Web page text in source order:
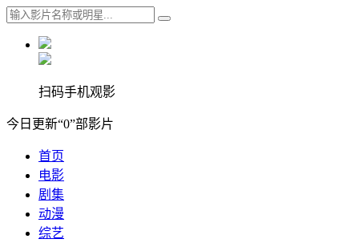
扫码手机观影
今日更新“0”部影片
首页
电影
剧集
动漫
综艺